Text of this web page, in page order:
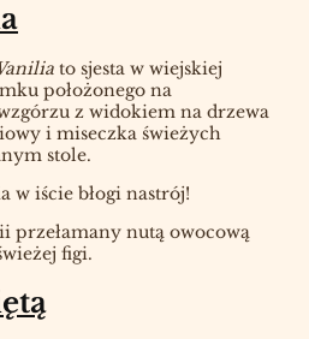
to sjesta w wiejskiej
położonego na
z widokiem na drzewa
i miseczka świeżych
stole.
iście błogi nastrój!
przełamany nutą owocową
figi.